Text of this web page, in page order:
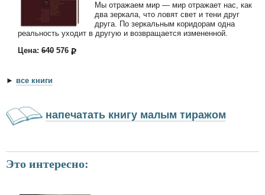
Мы отражаем мир — мир отражает нас, как
два зеркала, что ловят свет и тени друг
друга. По зеркальным коридорам одна
реальность уходит в другую и возвращается измененной.
Цена: 640 576
► все книги
напечатать книгу малым тиражом
Это интересно: